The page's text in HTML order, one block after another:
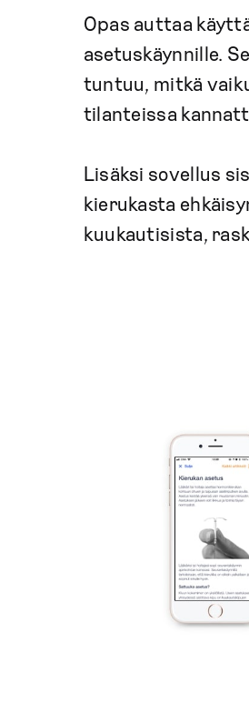
Opas auttaa
asetuskäynnille.
tuntuu, mitkä
tilanteissa
Lisäksi sovellus
kierukasta
kuukautisista,